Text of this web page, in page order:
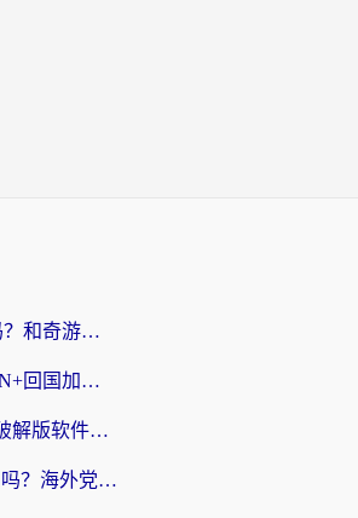
ChickCN VPN好用吗？和奇游手游VPN对比哪个回国效果更好？海外党亲测实用指南
海外党必看：PC VPN+回国加速器怎么选？无缝访问国内资源全攻略
海外党别踩坑！iOS破解版软件不可靠？教你选对回国加速器无缝看国内资源
雷神手游和快喵好用吗？海外党亲测5款回国加速器，附斧牛Bling对比+微信视频号解决办法